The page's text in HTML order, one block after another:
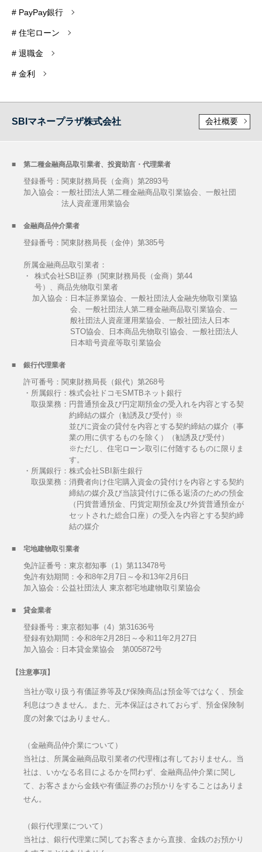
# PayPay銀行
# 住宅ローン
# 退職金
# 金利
SBIマネープラザ株式会社 会社概要
第二種金融商品取引業者、投資助言・代理業者
登録番号：関東財務局長（金商）第2893号
加入協会： 一般社団法人第二種金融商品取引業協会、一般社団
法人資産運用業協会
金融商品仲介業者
登録番号：関東財務局長（金仲）第385号
所属金融商品取引業者：
・
株式会社SBI証券（関東財務局長（金商）第44
号）、商品先物取引業者
加入協会： 日本証券業協会、一般社団法人金融先物取引業協
会、一般社団法人第二種金融商品取引業協会、一
般社団法人資産運用業協会、一般社団法人日本
STO協会、日本商品先物取引協会、一般社団法人
日本暗号資産等取引業協会
銀行代理業者
許可番号：関東財務局長（銀代）第268号
・所属銀行：株式会社ドコモSMTBネット銀行
取扱業務： 円普通預金及び円定期預金の受入れを内容とする契
約締結の媒介（勧誘及び受付）※
並びに資金の貸付を内容とする契約締結の媒介（事
業の用に供するものを除く）（勧誘及び受付）
※ただし、住宅ローン取引に付随するものに限りま
す。
・所属銀行：株式会社SBI新生銀行
取扱業務： 消費者向け住宅購入資金の貸付けを内容とする契約
締結の媒介及び当該貸付けに係る返済のための預金
（円貨普通預金、円貨定期預金及び外貨普通預金が
セットされた総合口座）の受入を内容とする契約締
結の媒介
宅地建物取引業者
免許証番号：東京都知事（1）第113478号
免許有効期間：令和8年2月7日～令和13年2月6日
加入協会：公益社団法人 東京都宅地建物取引業協会
貸金業者
登録番号：東京都知事（4）第31636号
登録有効期間：令和8年2月28日～令和11年2月27日
加入協会：日本貸金業協会 第005872号
【注意事項】
当社が取り扱う有価証券等及び保険商品は預金等ではなく、預金
利息はつきません。また、元本保証はされておらず、預金保険制
度の対象ではありません。
（金融商品仲介業について）
当社は、所属金融商品取引業者の代理権は有しておりません。当
社は、いかなる名目によるかを問わず、金融商品仲介業に関し
て、お客さまから金銭や有価証券のお預かりをすることはありま
せん。
（銀行代理業について）
当社は、銀行代理業に関してお客さまから直接、金銭のお預かり